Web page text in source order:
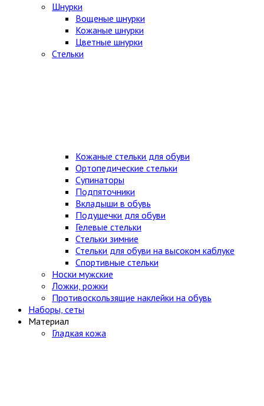
Шнурки
Вощеные шнурки
Кожаные шнурки
Цветные шнурки
Стельки
Кожаные стельки для обуви
Ортопедические стельки
Супинаторы
Подпяточники
Вкладыши в обувь
Подушечки для обуви
Гелевые стельки
Стельки зимние
Стельки для обуви на высоком каблуке
Спортивные стельки
Носки мужские
Ложки, рожки
Противоскользящие наклейки на обувь
Наборы, сеты
Материал
Гладкая кожа